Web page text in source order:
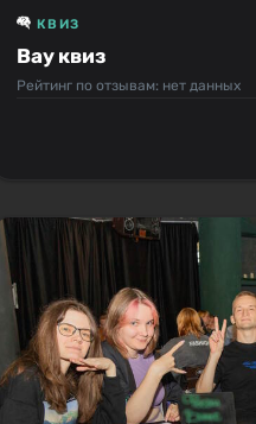
Вау квиз
КВИЗ
Рейтинг по отзывам: нет данных